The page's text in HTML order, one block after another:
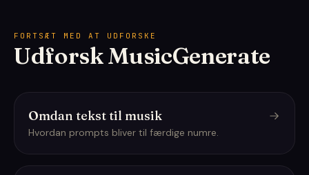
FORTSÆT MED AT UDFORSKE
Udforsk MusicGenerate
Omdan tekst til musik
Hvordan prompts bliver til færdige numre.